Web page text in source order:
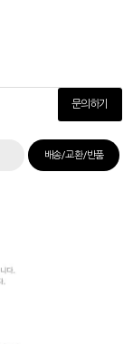
문의하기
배송/교환/반품